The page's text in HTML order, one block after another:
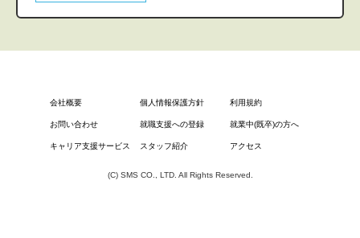
会社概要 個人情報保護方針 利用規約
お問い合わせ 就職支援への登録 就業中(既卒)の方へ
キャリア支援サービス スタッフ紹介 アクセス
(C) SMS CO., LTD. All Rights Reserved.